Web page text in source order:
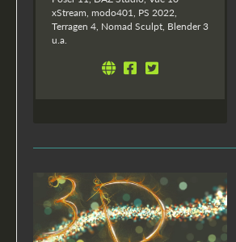
xStream, modo401, PS 2022,
Terragen 4, Nomad Sculpt, Blender 3
u.a.